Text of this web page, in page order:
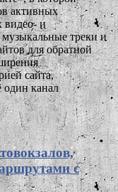
активных
видео- и
треки и
для обратной
сайта,
один канал
с